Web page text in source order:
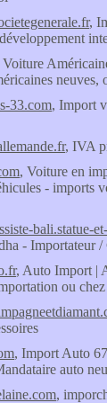
,
Voiture
neuves,
33.com, Import
, IVA
, Voiture en
- imports
bali.statue-
- Importateur
, Auto Import |
ou
, Import Auto
auto
,